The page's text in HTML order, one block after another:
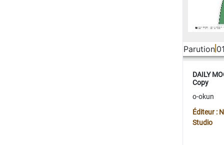
Parution
DAILY
Copy
o-okun
Éditeur :
Studio